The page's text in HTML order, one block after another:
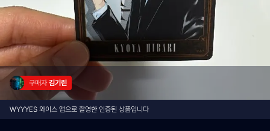
구매자 김기린
WYYYES 와이스 앱으로 촬영한 인증된 상품입니다